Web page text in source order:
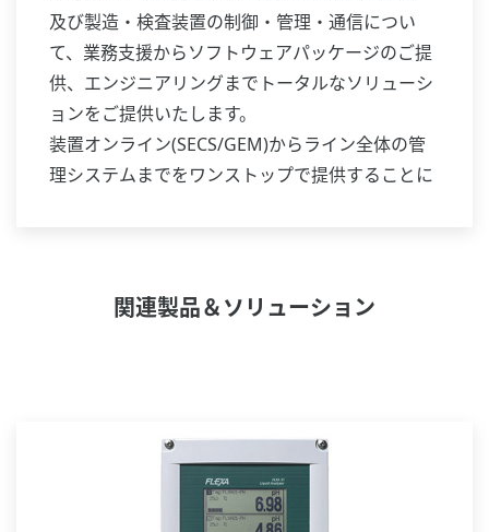
及び製造・検査装置の制御・管理・通信につい
て、業務支援からソフトウェアパッケージのご提
供、エンジニアリングまでトータルなソリューシ
ョンをご提供いたします。
装置オンライン(SECS/GEM)からライン全体の管
理システムまでをワンストップで提供することに
で培った知見を生かし、お客様の装置の導入から
関連製品＆ソリューション